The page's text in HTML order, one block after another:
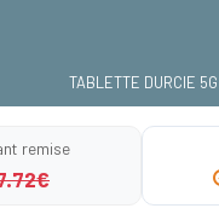
TABLETTE DURCIE
remise